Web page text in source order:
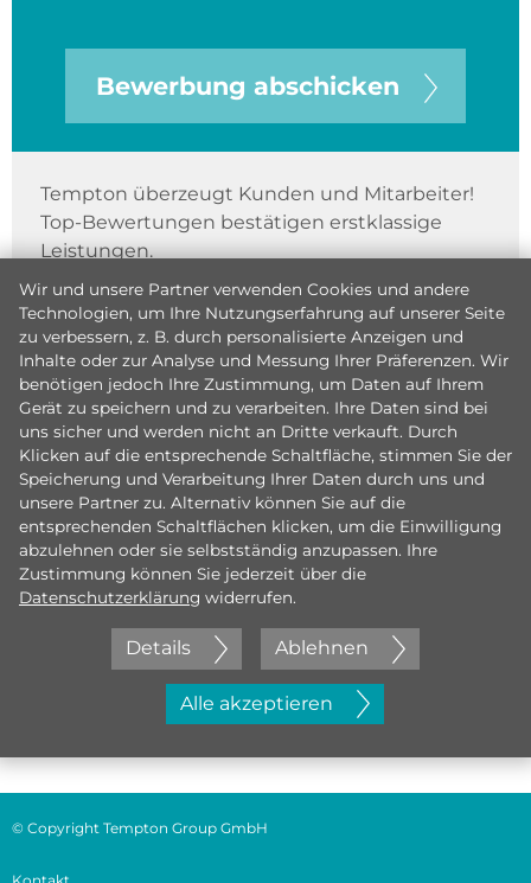
Bewerbung abschicken
Tempton überzeugt Kunden und Mitarbeiter!
Top-Bewertungen bestätigen erstklassige
Leistungen.
Jetzt initiativ bewerben
Wir und unsere Partner verwenden Cookies und andere
Technologien, um Ihre Nutzungserfahrung auf unserer Seite
zu verbessern, z. B. durch personalisierte Anzeigen und
Inhalte oder zur Analyse und Messung Ihrer Präferenzen. Wir
benötigen jedoch Ihre Zustimmung, um Daten auf Ihrem
Gerät zu speichern und zu verarbeiten. Ihre Daten sind bei
uns sicher und werden nicht an Dritte verkauft. Durch
Klicken auf die entsprechende Schaltfläche, stimmen Sie der
Speicherung und Verarbeitung Ihrer Daten durch uns und
unsere Partner zu. Alternativ können Sie auf die
entsprechenden Schaltflächen klicken, um die Einwilligung
abzulehnen oder sie selbstständig anzupassen. Ihre
Zustimmung können Sie jederzeit über die
Datenschutzerklärung widerrufen.
Details Ablehnen
Alle akzeptieren
© Copyright Tempton Group GmbH